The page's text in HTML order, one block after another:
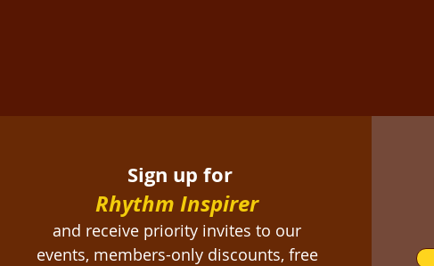
Sign up for
Rhythm Inspirer
and receive priority invites to our
events, members-only discounts, free